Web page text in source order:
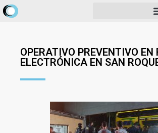
OPERATIVO PREVENTIVO EN
ELECTRÓNICA EN SAN